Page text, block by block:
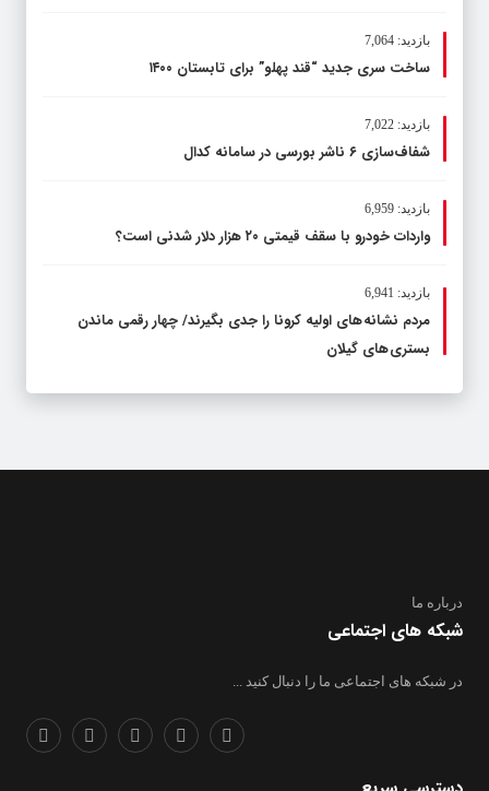
بازدید: 7,064
ساخت سری جدید “قند پهلو” برای تابستان ۱۴۰۰
بازدید: 7,022
شفاف‌سازی ۶ ناشر بورسی در سامانه کدال
بازدید: 6,959
واردات خودرو با سقف قیمتی ۲۰ هزار دلار شدنی است؟
بازدید: 6,941
مردم نشانه های اولیه کرونا را جدی بگیرند/ چهار رقمی ماندن
بستری های گیلان
درباره ما
شبکه های اجتماعی
در شبکه های اجتماعی ما را دنبال کنید ...